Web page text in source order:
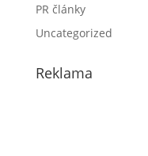
PR články
Uncategorized
Reklama